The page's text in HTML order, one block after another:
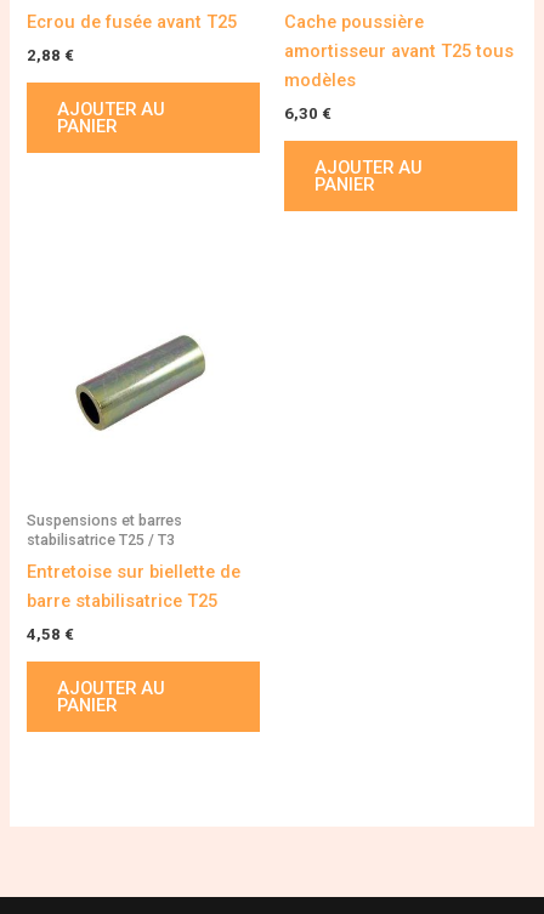
Ecrou de fusée avant T25
2,88 €
AJOUTER AU
PANIER
Cache poussière
amortisseur avant T25 tous
modèles
6,30 €
AJOUTER AU
PANIER
Suspensions et barres
stabilisatrice T25 / T3
Entretoise sur biellette de
barre stabilisatrice T25
4,58 €
AJOUTER AU
PANIER